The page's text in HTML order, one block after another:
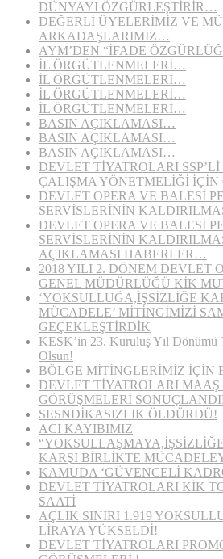
DÜNYAYI ÖZGÜRLEŞTİRİR…
DEĞERLİ ÜYELERİMİZ VE
ARKADAŞLARIMIZ…
AYM’DEN “İFADE
İL ÖRGÜTLENMELERİ…
İL ÖRGÜTLENMELERİ…
İL ÖRGÜTLENMELERİ…
İL ÖRGÜTLENMELERİ…
BASIN AÇIKLAMASI…
BASIN AÇIKLAMASI…
BASIN AÇIKLAMASI…
DEVLET TİYATROLARI
ÇALIŞMA YÖNETMELİĞİ
DEVLET OPERA VE BALESİ
SERVİSLERİNİN
DEVLET OPERA VE BALESİ
SERVİSLERİNİN
AÇIKLAMASI HABERLER…
2018 YILI 2. DÖNEM DEVLET
GENEL MÜDÜRLÜĞÜ KİK
‘YOKSULLUĞA,İŞSİZLİĞE
MÜCADELE’ MİTİNGİMİZİ
GEÇEKLEŞTİRDİK
KESK’in 23. Kuruluş Yıl Dönümü
Olsun!
BÖLGE MİTİNGLERİMİZ İÇİN
DEVLET TİYATROLARI MAAŞ
GÖRÜŞMELERİ
SESNDİKASIZLIK ÖLDÜRDÜ!
ACI KAYIBIMIZ
KARŞI BİRLİKTE
KAMUDA ‘GÜVENCELİ
DEVLET TİYATROLARI KİK
SAATİ
AÇLIK SINIRI 1.919
LİRAYA YÜKSELDİ!
DEVLET TİYATROLARI